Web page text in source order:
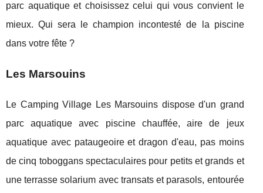
parc aquatique et choisissez celui qui vous convient le
mieux. Qui sera le champion incontesté de la piscine
dans votre fête ?
Les Marsouins
Le Camping Village Les Marsouins dispose d'un grand
parc aquatique avec piscine chauffée, aire de jeux
aquatique avec pataugeoire et dragon d'eau, pas moins
de cinq toboggans spectaculaires pour petits et grands et
une terrasse solarium avec transats et parasols, entourée